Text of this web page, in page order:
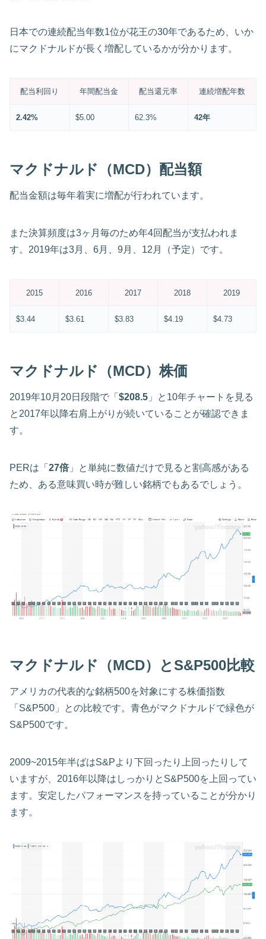
日本での連続配当年数1位が花王の30年であるため、いか
にマクドナルドが長く増配しているかが分かります。
配当利回り 年間配当金 配当還元率 連続増配年数
2.42% $5.00 62.3% 42年
マクドナルド（MCD）配当額
配当金額は毎年着実に増配が行われています。
また決算頻度は3ヶ月毎のため年4回配当が支払われま
す。2019年は3月、6月、9月、12月（予定）です。
2015 2016 2017 2018 2019
$3.44 $3.61 $3.83 $4.19 $4.73
マクドナルド（MCD）株価
2019年10月20日段階で「 $208.5 」と10年チャートを見る
と2017年以降右肩上がりが続いていることが確認できま
す。
PERは「 27倍」と単純に数値だけで見ると割高感がある
ため、ある意味買い時が難しい銘柄でもあるでしょう。
マクドナルド（MCD）とS&P500比較
アメリカの代表的な銘柄500を対象にする株価指数
「S&P500」との比較です。青色がマクドナルドで緑色が
S&P500です。
2009~2015年半ばはS&Pより下回ったり上回ったりして
いますが、2016年以降はしっかりとS&P500を上回ってい
ます。安定したパフォーマンスを持っていることが分かり
ます。